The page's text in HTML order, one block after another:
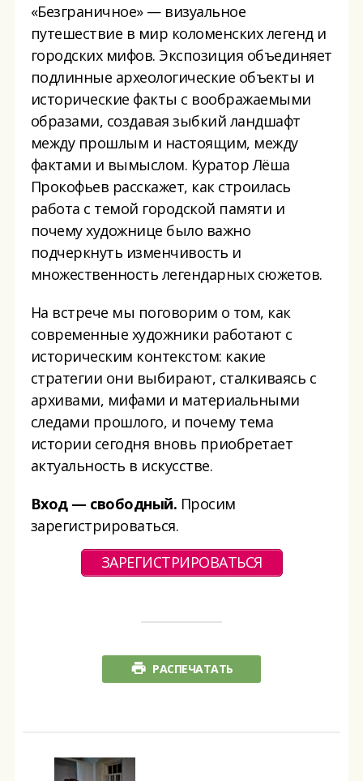
«Безграничное» — визуальное
путешествие в мир коломенских легенд и
городских мифов. Экспозиция объединяет
подлинные археологические объекты и
исторические факты с воображаемыми
образами, создавая зыбкий ландшафт
между прошлым и настоящим, между
фактами и вымыслом. Куратор Лёша
Прокофьев расскажет, как строилась
работа с темой городской памяти и
почему художнице было важно
подчеркнуть изменчивость и
множественность легендарных сюжетов.
На встрече мы поговорим о том, как
современные художники работают с
историческим контекстом: какие
стратегии они выбирают, сталкиваясь с
архивами, мифами и материальными
следами прошлого, и почему тема
истории сегодня вновь приобретает
актуальность в искусстве.
Вход — свободный. Просим
зарегистрироваться.
ЗАРЕГИСТРИРОВАТЬСЯ
РАСПЕЧАТАТЬ